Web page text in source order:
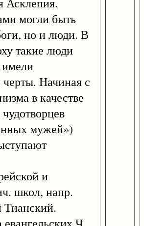
Асклепия.
могли быть
но и люди. В
такие люди
имели
Начиная с
в качестве
мужей»)
и
школ, напр.